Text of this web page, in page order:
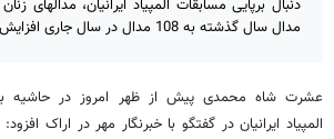
مدال سال گذشته به 108 مدال در سال جاری افزایش یافت.
عشرت شاه محمدی پیش از ظهر امروز در حاشیه
المپیاد ایرانیان در گفتگو با خبرنگار مهر در اراک